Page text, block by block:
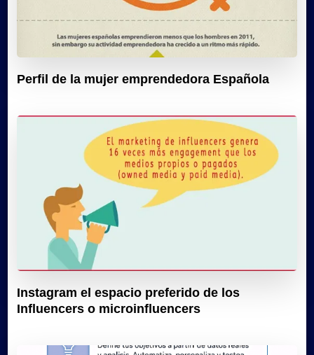
Perfil de la mujer emprendedora Española
Instagram el espacio preferido de los
Influencers o microinfluencers